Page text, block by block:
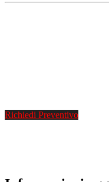
Richiedi Preventivo